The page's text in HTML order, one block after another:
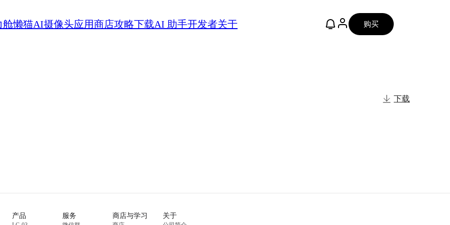
舱懒猫AI摄像头应用商店攻略下载AI 助手开发者关于 购买
下载
产品 服务 商店与学习 关于